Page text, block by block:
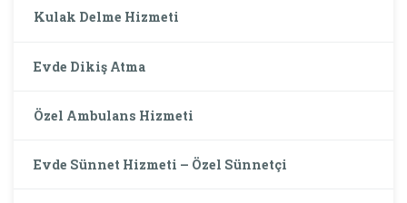
Kulak Delme Hizmeti
Evde Dikiş Atma
Özel Ambulans Hizmeti
Evde Sünnet Hizmeti – Özel Sünnetçi